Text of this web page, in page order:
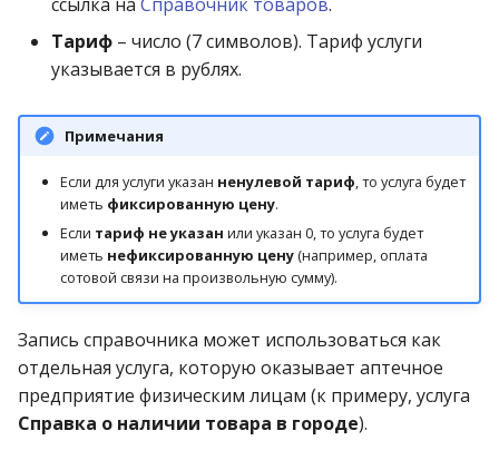
2023)
Реестр документов
поставщика
Реестр розничных цен
Справка о
ТО
Статотчёт по группам
товара (Генератор)
операции»
Модуль «Торговые
Работа с остатками
годности
Работа с фасовкой
товара
Справочники
Учет кассовых операций
Экспорт-импорт
Тариф – число (7 символов). Тариф услуги
указывается в рублях.
Примечания
Если для услуги указан ненулевой тариф, то услуга будет
иметь фиксированную цену.
Если тариф не указан или указан 0, то услуга будет
иметь нефиксированную цену(например, оплата
сотовой связи на произвольную сумму).
Запись справочника может использоваться как
отдельная услуга, которую оказывает аптечное
предприятие физическим лицам (к примеру, услуга
Справка о наличии товара в городе).